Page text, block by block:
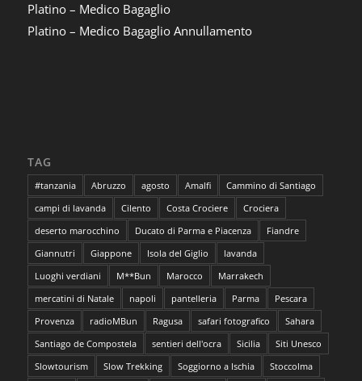
Platino – Medico Bagaglio
Platino – Medico Bagaglio Annullamento
TAG
#tanzania Abruzzo agosto Amalfi
Cammino di Santiago
campi di lavanda
Cilento Costa Crociere
Crociera
deserto marocchino
Ducato di Parma e Piacenza
Fiandre
Giannutri
Giappone Isola del Giglio
lavanda
Luoghi verdiani
M**Bun Marocco
Marrakech
mercatini di Natale
napoli pantelleria Parma
Pescara
Provenza
radioMBun Ragusa safari fotografico
Sahara
Santiago de Compostela
sentieri dell'ocra Sicilia
Siti Unesco
Slowtourism
Slow Trekking Soggiorno a Ischia
Stoccolma